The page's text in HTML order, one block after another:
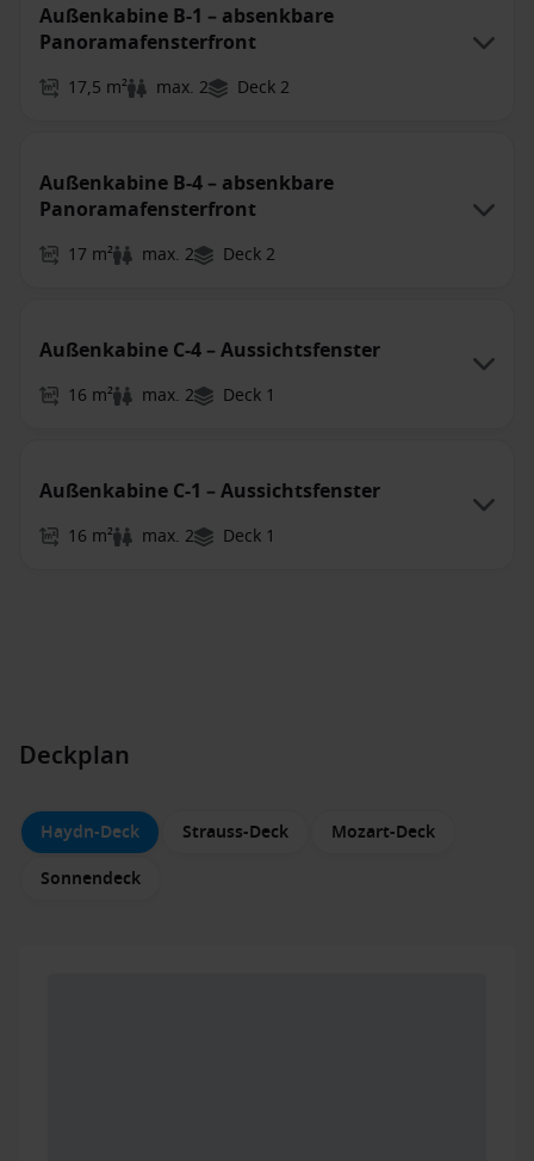
Außenkabine B-1 – absenkbare
Panoramafensterfront
17,5 m² max. 2 Deck 2
Außenkabine B-4 – absenkbare
Panoramafensterfront
17 m² max. 2 Deck 2
Außenkabine C-4 – Aussichtsfenster
16 m² max. 2 Deck 1
Außenkabine C-1 – Aussichtsfenster
16 m² max. 2 Deck 1
Deckplan
Haydn-Deck Strauss-Deck
Mozart-Deck
Sonnendeck